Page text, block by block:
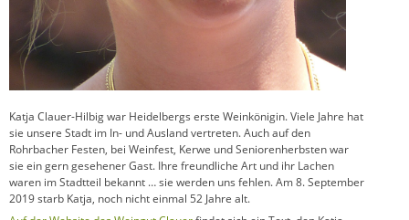
Katja Clauer-Hilbig war Heidelbergs erste Weinkönigin. Viele Jahre hat
sie unsere Stadt im In- und Ausland vertreten. Auch auf den
Rohrbacher Festen, bei Weinfest, Kerwe und Seniorenherbsten war
sie ein gern gesehener Gast. Ihre freundliche Art und ihr Lachen
waren im Stadtteil bekannt … sie werden uns fehlen. Am 8. September
2019 starb Katja, noch nicht einmal 52 Jahre alt.